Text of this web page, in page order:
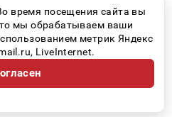
сайта 16+
время посещения сайта вы
мы обрабатываем ваши
метрик Яндекс
LiveInternet.